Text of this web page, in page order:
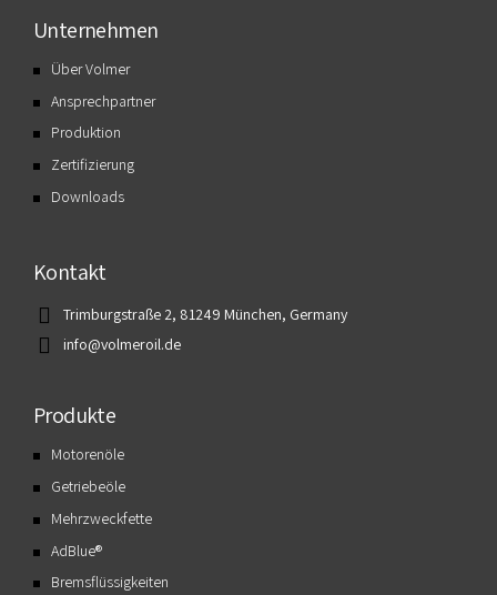
Unternehmen
Über Volmer
Ansprechpartner
Produktion
Zertifizierung
Downloads
Kontakt
Trimburgstraße 2, 81249 München, Germany
info@volmeroil.de
Produkte
Motorenöle
Getriebeöle
Mehrzweckfette
AdBlue®
Bremsflüssigkeiten